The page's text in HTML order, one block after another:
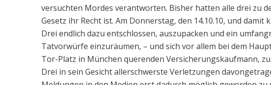
versuchten Mordes verantworten. Bisher hatten alle drei zu
Gesetz ihr Recht ist. Am Donnerstag, den 14.10.10, und
Drei endlich dazu entschlossen, auszupacken und ein
Tatvorwürfe einzuräumen, – und sich vor allem bei dem
Tor-Platz in München querenden Versicherungskaufmann,
Drei in sein Gesicht allerschwerste Verletzungen